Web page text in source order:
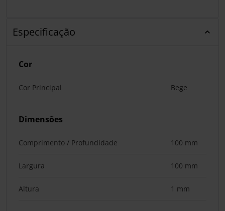
Especificação
Cor
Cor Principal Bege
Dimensões
Comprimento / Profundidade 100 mm
Largura 100 mm
Altura 1 mm